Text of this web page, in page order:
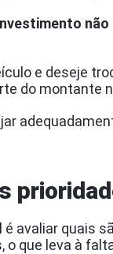
e deseje
do montante
avaliar quais
o que leva à